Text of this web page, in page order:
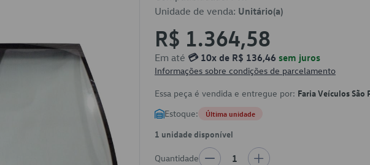
Unidade de venda: Unitário(a)
R$ 1.364,58
Em até 💳 10x de R$ 136,46 sem juros
Informações sobre condições de parcelamento
Essa peça é vendida e entregue por: Faria Veículos São
Estoque: Última unidade
1 unidade disponível
Quantidade 1